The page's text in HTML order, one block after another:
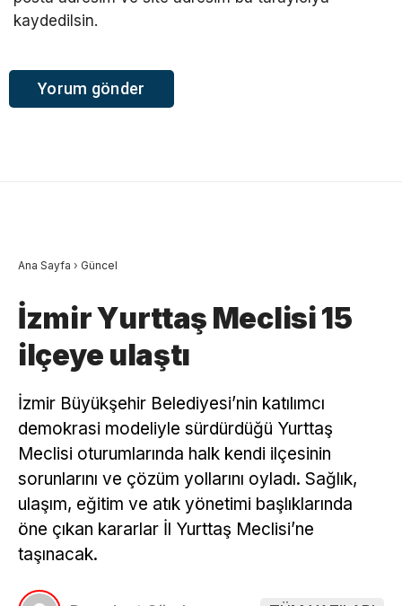
kaydedilsin.
Ana Sayfa › Güncel
İzmir Yurttaş Meclisi 15
ilçeye ulaştı
İzmir Büyükşehir Belediyesi’nin katılımcı
demokrasi modeliyle sürdürdüğü Yurttaş
Meclisi oturumlarında halk kendi ilçesinin
sorunlarını ve çözüm yollarını oyladı. Sağlık,
ulaşım, eğitim ve atık yönetimi başlıklarında
öne çıkan kararlar İl Yurttaş Meclisi’ne
taşınacak.